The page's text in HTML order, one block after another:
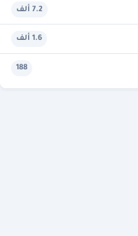
7.2 ألف
1.6 ألف
188